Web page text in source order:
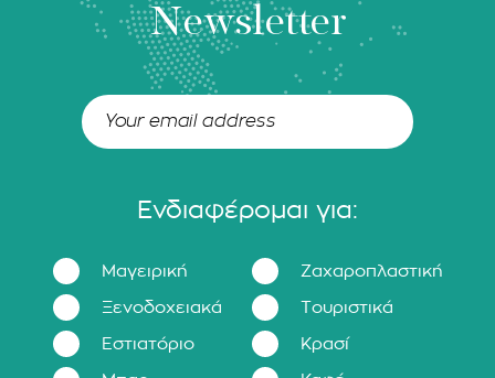
Newsletter
Ενδιαφέρομαι για:
Μαγειρική Ζαχαροπλαστική
Ξενοδοχειακά Τουριστικά
Εστιατόριο Κρασί